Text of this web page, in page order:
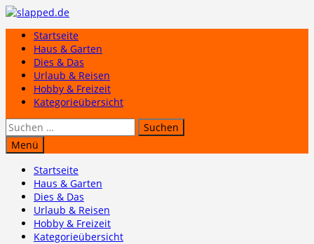
Zum
springenStartseite
Haus & Garten
Dies & Das
Urlaub & Reisen
Hobby & Freizeit
Kategorieübersicht
Suchen
nach:
Menü
Startseite
Haus & Garten
Dies & Das
Urlaub & Reisen
Hobby & Freizeit
Kategorieübersicht